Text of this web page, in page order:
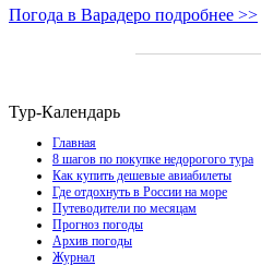
Погода в Варадеро подробнее >>
Тур-Календарь
Главная
8 шагов по покупке недорогого тура
Как купить дешевые авиабилеты
Где отдохнуть в России на море
Путеводители по месяцам
Прогноз погоды
Архив погоды
Журнал